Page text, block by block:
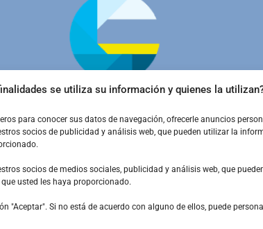
se utiliza su información y quienes la
para conocer sus datos de navegación, ofrecerle anuncios
socios de publicidad y análisis web, que pueden utilizar la
socios de medios sociales, publicidad y análisis web, que
usted les haya proporcionado.
"Aceptar". Si no está de acuerdo con alguno de ellos, puede
en laferia internacional Navaliay contará
del CMNC y de sus empresas